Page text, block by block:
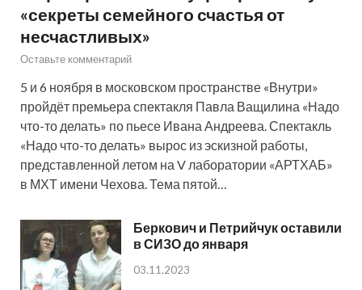
«секреты семейного счастья от
несчастливых»
Оставьте комментарий
5 и 6 ноября в московском пространстве «Внутри»
пройдёт премьера спектакля Павла Ващилина «Надо
что-то делать» по пьесе Ивана Андреева. Спектакль
«Надо что-то делать» вырос из эскизной работы,
представленной летом на V лаборатории «АРТХАБ»
в МХТ имени Чехова. Тема пятой…
Беркович и Петрийчук оставили
в СИЗО до января
03.11.2023